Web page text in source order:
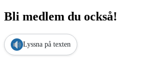
Bli medlem du också!
Lyssna på texten